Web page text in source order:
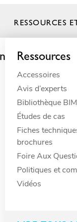
Par besoin
Antidérapant
Anti-fatigue
Déversement
Drainage
ESD
Évacuation
Hygiène
Isolation
RESSOURCES
Ressources
Accessoires
Avis d’experts
Bibliothèque BIM
Études de cas
Fiches
brochures
Foire Aux
Politiques et
Vidéos